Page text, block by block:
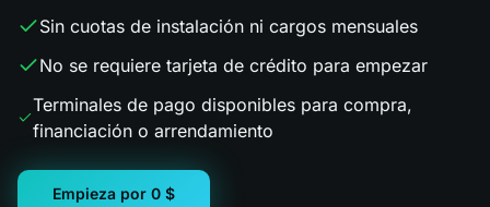
Sin cuotas de instalación ni cargos mensuales
No se requiere tarjeta de crédito para empezar
Terminales de pago disponibles para compra,
financiación o arrendamiento
Empieza por 0 $